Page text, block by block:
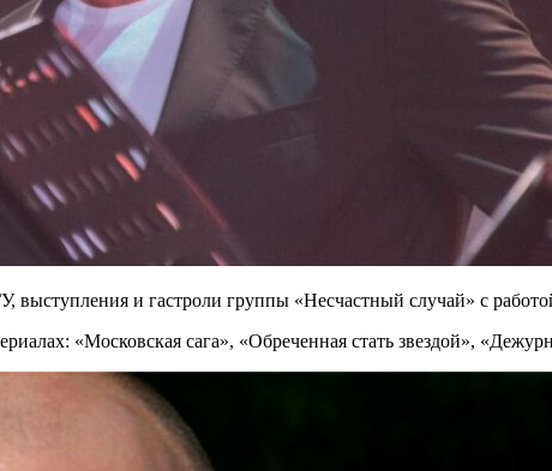
выступления и гастроли группы «Несчастный случай» с
«Московская сага», «Обреченная стать звездой»,